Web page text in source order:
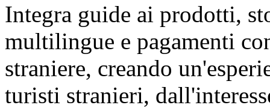
Integra guide ai prodotti,
multilingue e pagamenti
straniere, creando
turisti stranieri,